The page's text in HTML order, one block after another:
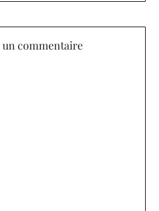
un commentaire